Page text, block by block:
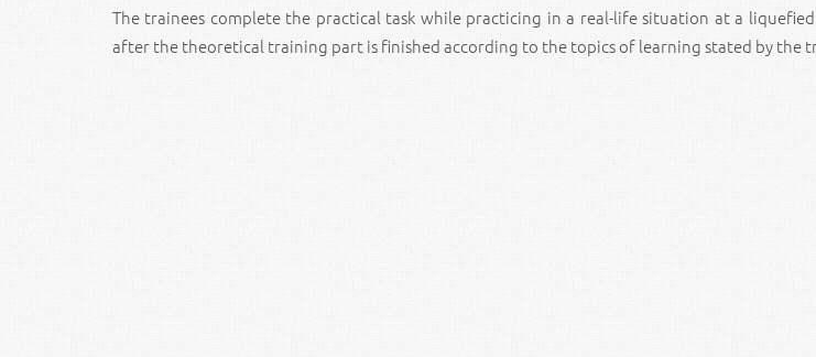
The trainees complete the practical task while practicing in a real-life situation at a
after the theoretical training part is finished according to the topics of learning stated by the